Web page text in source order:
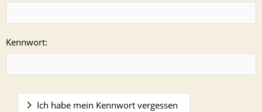
Kennwort:
Ich habe mein Kennwort vergessen